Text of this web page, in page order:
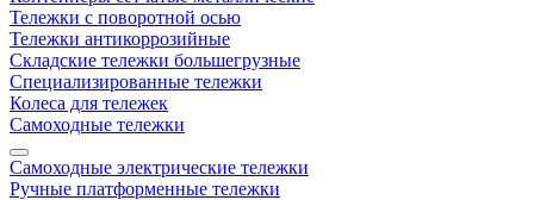
Тележки с поворотной осью
Тележки антикоррозийные
Складские тележки большегрузные
Специализированные тележки
Колеса для тележек
Самоходные тележки
Самоходные электрические тележки
Ручные платформенные тележки